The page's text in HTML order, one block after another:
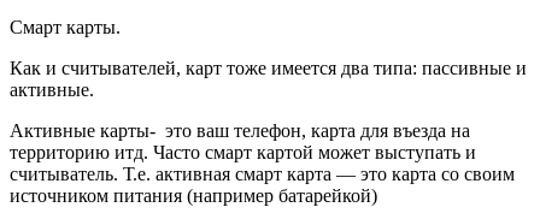
Смарт карты.
Как и считывателей, карт тоже имеется два типа: пассивные и
активные.
Активные карты- это ваш телефон, карта для въезда на
территорию итд. Часто смарт картой может выступать и
считыватель. Т.е. активная смарт карта — это карта со своим
источником питания (например батарейкой)